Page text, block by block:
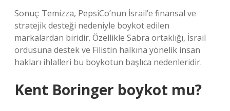
Sonuç: Temizza, PepsiCo’nun İsrail’e finansal ve
stratejik desteği nedeniyle boykot edilen
markalardan biridir. Özellikle Sabra ortaklığı, İsrail
ordusuna destek ve Filistin halkına yönelik insan
hakları ihlalleri bu boykotun başlıca nedenleridir.
Kent Boringer boykot mu?